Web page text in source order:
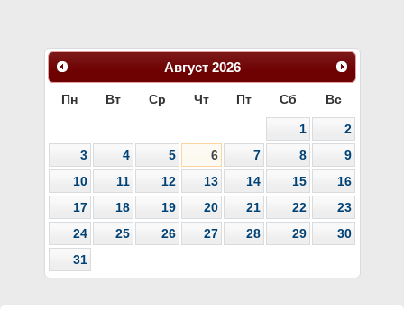
Август 2026
Пн Вт Ср Чт Пт Сб Вс
1
2
3
4 5 6 7 8
9
10
11 12 13 14 15
16
17
18 19 20 21 22
23
24
25 26 27 28 29
30
31